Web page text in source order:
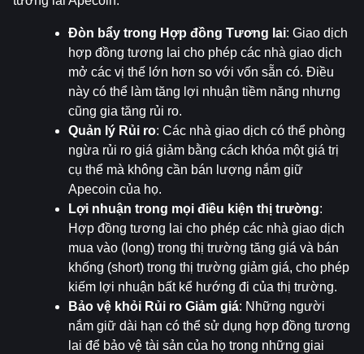
Đòn bẩy trong Hợp đồng Tương lai: Giao dịch
hợp đồng tương lai cho phép các nhà giao dịch
mở các vị thế lớn hơn so với vốn sẵn có. Điều
này có thể làm tăng lợi nhuận tiềm năng nhưng
cũng gia tăng rủi ro.
Quản lý Rủi ro: Các nhà giao dịch có thể phòng
ngừa rủi ro giá giảm bằng cách khóa một giá trị
cụ thể mà không cần bán lượng nắm giữ
Apecoin của họ.
Lợi nhuận trong mọi điều kiện thị trường:
Hợp đồng tương lai cho phép các nhà giao dịch
mua vào (long) trong thị trường tăng giá và bán
khống (short) trong thị trường giảm giá, cho phép
kiếm lợi nhuận bất kể hướng đi của thị trường.
Bảo vệ khỏi Rủi ro Giảm giá: Những người
nắm giữ dài hạn có thể sử dụng hợp đồng tương
lai để bảo vệ tài sản của họ trong những giai